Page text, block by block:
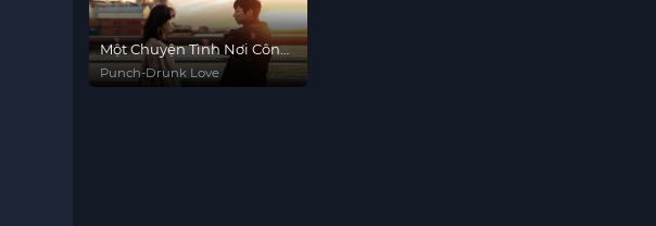
Một Chuyện Tình Nơi Công
Xưởng
Punch-Drunk Love